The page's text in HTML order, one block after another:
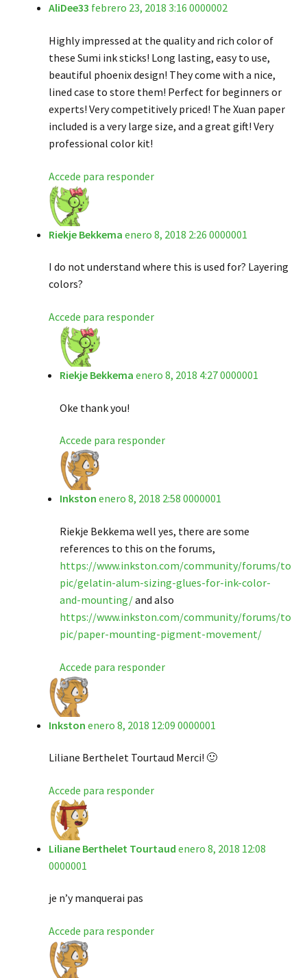
Valorado en5
AliDee33 febrero 23, 2018 3:16 0000002
Highly impressed at the quality and rich color of
these Sumi ink sticks! Long lasting, easy to use,
beautiful phoenix design! They come with a nice,
lined case to store them! Perfect for beginners or
experts! Very competitively priced! The Xuan paper
included is a very large size, and a great gift! Very
professional color kit!
Accede para responder
Riekje Bekkema enero 8, 2018 2:26 0000001
I do not understand where this is used for? Layering
colors?
Accede para responder
Riekje Bekkema enero 8, 2018 4:27 0000001
Oke thank you!
Accede para responder
Inkston enero 8, 2018 2:58 0000001
Riekje Bekkema well yes, there are some
references to this on the forums,
https://www.inkston.com/community/forums/to
pic/gelatin-alum-sizing-glues-for-ink-color-
and-mounting/and also
https://www.inkston.com/community/forums/to
pic/paper-mounting-pigment-movement/
Accede para responder
Inkston enero 8, 2018 12:09 0000001
Liliane Berthelet Tourtaud Merci! 🙂
Accede para responder
Liliane Berthelet Tourtaud enero 8, 2018 12:08
0000001
je n’y manquerai pas
Accede para responder